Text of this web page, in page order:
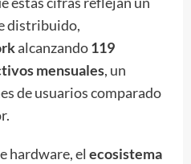
distribuido,
alcanzando119
mensuales, un
de usuarios comparado
hardware, el ecosistema